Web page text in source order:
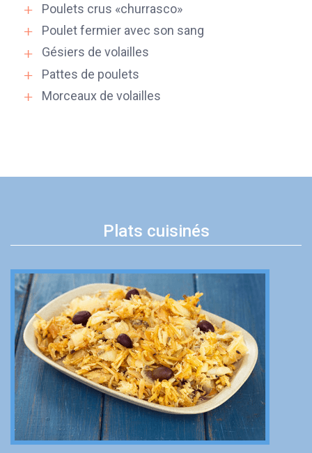
Poulets crus «churrasco»
Poulet fermier avec son sang
Gésiers de volailles
Pattes de poulets
Morceaux de volailles
Plats cuisinés